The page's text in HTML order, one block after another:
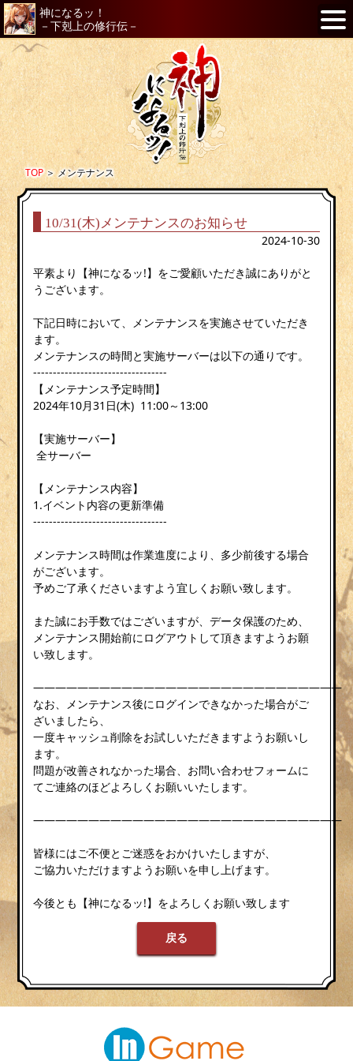
神になるッ！
－下剋上の修行伝－
TOP＞メンテナンス
10/31(木)メンテナンスのお知らせ
2024-10-30
平素より【神になるッ!】をご愛顧いただき誠にありがと
うございます。
下記日時において、メンテナンスを実施させていただき
ます。
メンテナンスの時間と実施サーバーは以下の通りです。
----------------------------------
【メンテナンス予定時間】
2024年10月31日(木) 11:00～13:00
【実施サーバー】
全サーバー
【メンテナンス内容】
1.イベント内容の更新準備
----------------------------------
メンテナンス時間は作業進度により、多少前後する場合
がございます。
予めご了承くださいますよう宜しくお願い致します。
また誠にお手数ではございますが、データ保護のため、
メンテナンス開始前にログアウトして頂きますようお願
い致します。
————————————————————————————
なお、メンテナンス後にログインできなかった場合がご
ざいましたら、
一度キャッシュ削除をお試しいただきますようお願いし
ます。
問題が改善されなかった場合、お問い合わせフォームに
てご連絡のほどよろしくお願いいたします。
————————————————————————————
皆様にはご不便とご迷惑をおかけいたしますが、
ご協力いただけますようお願いを申し上げます。
今後とも【神になるッ!】をよろしくお願い致します
戻る